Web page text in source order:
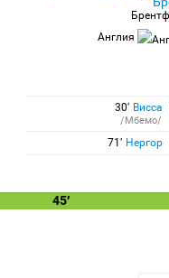
Англия
30′ Висса
/Мбемо/
71′ Нергор
45′